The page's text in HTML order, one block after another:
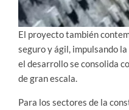
El proyecto también
seguro y ágil, impulsando
el desarrollo se consolida
de gran escala.
Para los sectores de la